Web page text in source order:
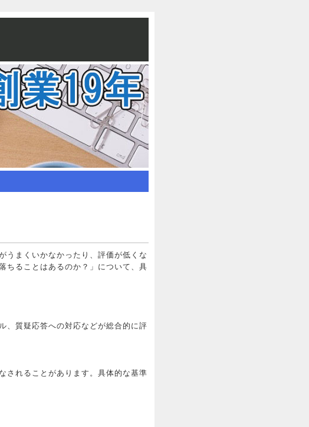
うまくいかなかったり、評価が低くな
ちることはあるのか？」について、具
、質疑応答への対応などが総合的に評
されることがあります。具体的な基準